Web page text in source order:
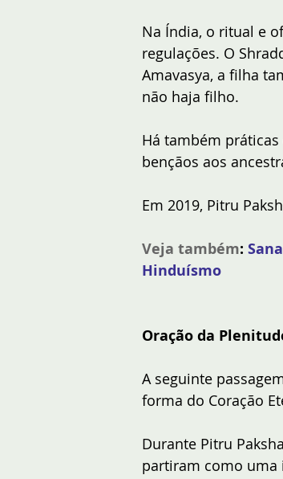
Na Índia, o ritual e
regulações. O
Amavasya, a filha
não haja filho.
Há também
bençãos aos
Em 2019, Pitru
Veja também:
Hinduísmo
Oração da
A seguinte
forma do Coração
Durante Pitru
partiram como uma